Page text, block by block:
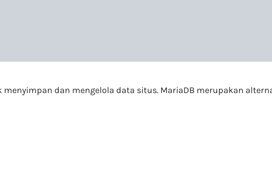
dan mengelola data situs. MariaDB merupakan